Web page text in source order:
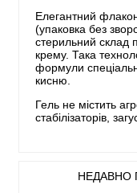
Елегантний
(упаковка без
стерильний склад
крему. Така
формули
кисню.
Гель не містить
стабілізаторів,
НЕДАВНО